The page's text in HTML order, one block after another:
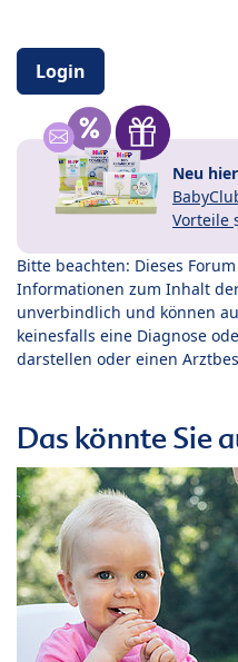
Login
Neu
Vorteile
Bitte beachten: Dieses
Informationen zum Inhalt
unverbindlich und können
keinesfalls eine Diagnose
darstellen oder einen
Das könnte Sie